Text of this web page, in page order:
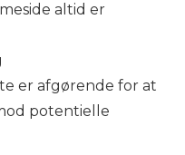
altid er
er afgørende for at
potentielle